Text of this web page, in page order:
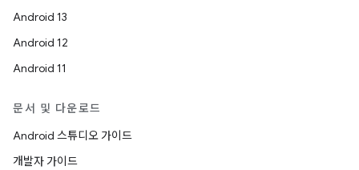
Android 13
Android 12
Android 11
문서 및 다운로드
Android 스튜디오 가이드
개발자 가이드